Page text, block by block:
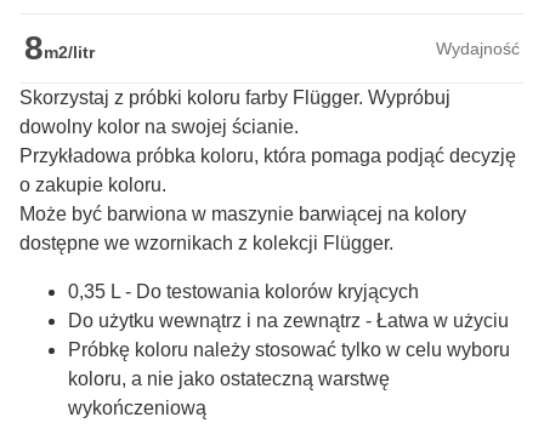
8m2/litr Wydajność
Skorzystaj z próbki koloru farby Flügger. Wypróbuj
dowolny kolor na swojej ścianie.
Przykładowa próbka koloru, która pomaga podjąć decyzję
o zakupie koloru.
Może być barwiona w maszynie barwiącej na kolory
dostępne we wzornikach z kolekcji Flügger.
0,35 L - Do testowania kolorów kryjących
Do użytku wewnątrz i na zewnątrz - Łatwa w użyciu
Próbkę koloru należy stosować tylko w celu wyboru
koloru, a nie jako ostateczną warstwę
wykończeniową